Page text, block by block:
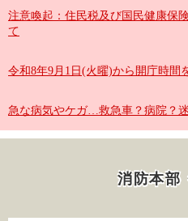
注意喚起：住民税及び国民健康保
て
令和8年9月1日(火曜)から開庁時間
急な病気やケガ…救急車？病院？迷
消防本部